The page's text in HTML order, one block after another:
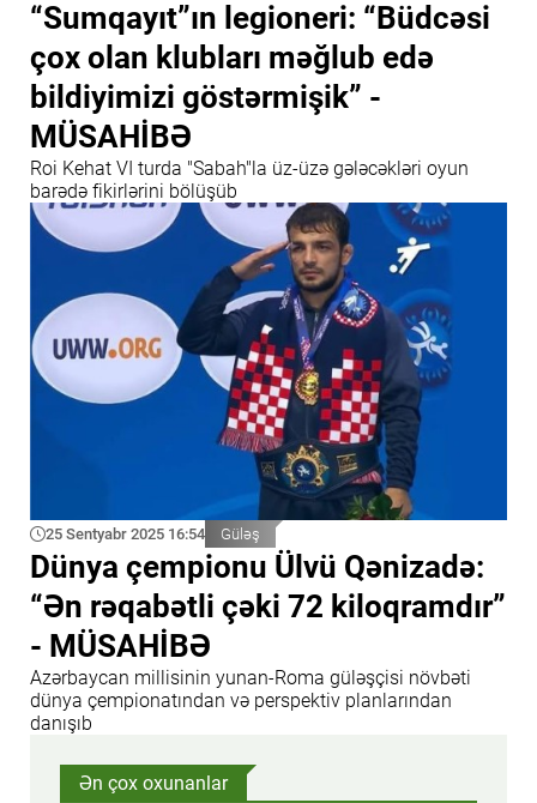
“Sumqayıt”ın legioneri: “Büdcəsi
çox olan klubları məğlub edə
bildiyimizi göstərmişik” -
MÜSAHİBƏ
Roi Kehat VI turda "Sabah"la üz-üzə gələcəkləri oyun
barədə fikirlərini bölüşüb
25 Sentyabr 2025 16:54 Güləş
Dünya çempionu Ülvü Qənizadə:
“Ən rəqabətli çəki 72 kiloqramdır”
- MÜSAHİBƏ
Azərbaycan millisinin yunan-Roma güləşçisi növbəti
dünya çempionatından və perspektiv planlarından
danışıb
Ən çox oxunanlar